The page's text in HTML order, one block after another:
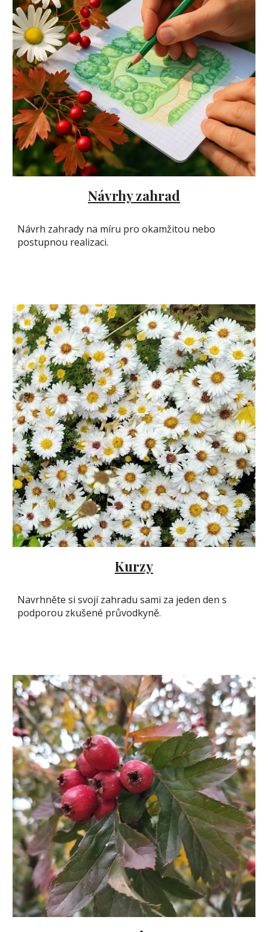
Návrhy zahrad
Návrh zahrady na míru pro okamžitou nebo
postupnou realizaci.
Kurzy
Navrhněte si svojí zahradu sami za jeden den s
podporou zkušené průvodkyně.